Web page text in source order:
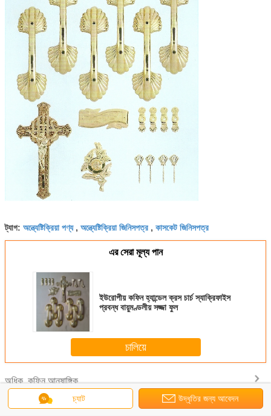
ট্যাগ: অন্ত্যেষ্টিক্রিয়া পণ্য, অন্ত্যেষ্টিক্রিয়া জিনিসপত্র , কাসকেট জিনিসপত্র
এর সেরা মূল্য পান
ইউরোপীয় কফিন হ্যান্ডেল ক্রস চার্চ স্যাক্রিফাইস
প্রবন্ধ বায়ুমণ্ডলীয় সজ্জা ফুল
চালিয়ে
অধিককফিন আনুষাঙ্গিক
চ্যাট উদ্ধৃতির জন্য আবেদন